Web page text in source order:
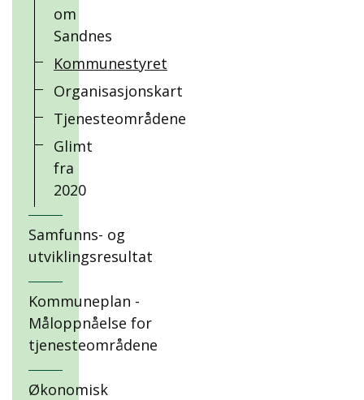
om
Sandnes
Kommunestyret
Organisasjonskart
Tjenesteområdene
Glimt
fra
2020
Samfunns- og
utviklingsresultat
Kommuneplan -
Måloppnåelse for
tjenesteområdene
Økonomisk